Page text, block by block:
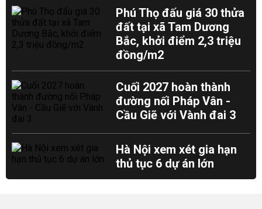
Phú Thọ đấu giá 30 thửa
đất tại xã Tam Dương
Bắc, khởi điểm 2,3 triệu
đồng/m2
Cuối 2027 hoàn thành
đường nối Pháp Vân -
Cầu Giẽ với Vành đai 3
Hà Nội xem xét gia hạn
thủ tục 6 dự án lớn